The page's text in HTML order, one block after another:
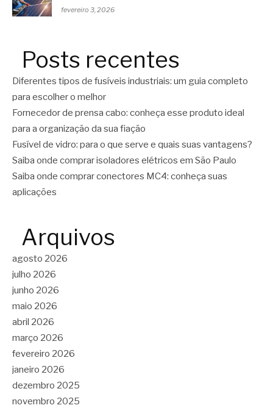
fevereiro 3, 2026
Posts recentes
Diferentes tipos de fusíveis industriais: um guia completo
para escolher o melhor
Fornecedor de prensa cabo: conheça esse produto ideal
para a organização da sua fiação
Fusível de vidro: para o que serve e quais suas vantagens?
Saiba onde comprar isoladores elétricos em São Paulo
Saiba onde comprar conectores MC4: conheça suas
aplicações
Arquivos
agosto 2026
julho 2026
junho 2026
maio 2026
abril 2026
março 2026
fevereiro 2026
janeiro 2026
dezembro 2025
novembro 2025